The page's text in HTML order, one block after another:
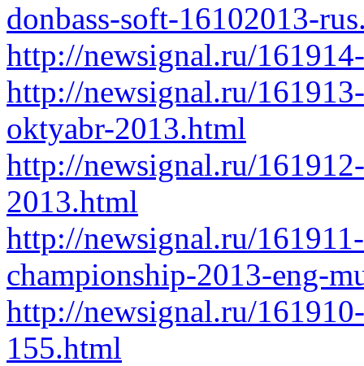
donbass-soft-16102013-
http://newsignal.ru/
http://newsignal.ru/
oktyabr-2013.html
http://newsignal.ru/
2013.html
http://newsignal.ru/
championship-2013-eng-
http://newsignal.ru/
155.html